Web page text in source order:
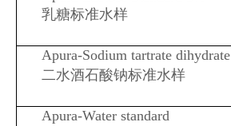
乳糖标准水样
Apura-Sodium tartrate dihydrate
二水酒石酸钠标准水样
Apura-Water standard